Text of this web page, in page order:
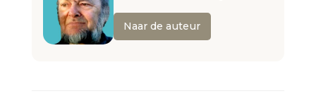
Naar de auteur